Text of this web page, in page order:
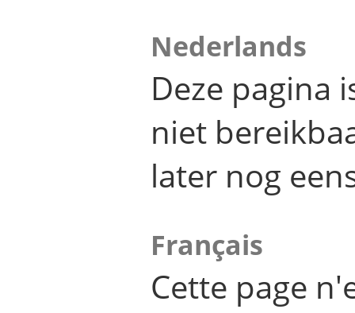
Nederlands
Deze pagina
niet
later nog
Français
Cette page